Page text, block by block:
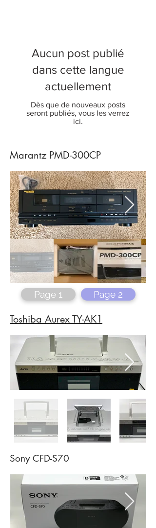
Aucun post publié
dans cette langue
actuellement
Dès que de nouveaux posts
seront publiés, vous les verrez
ici.
Marantz PMD-300CP
Page 1 Page 2
Toshiba Aurex TY-AK1
Sony CFD-S70